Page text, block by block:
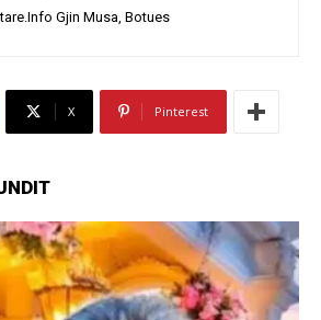
Gjin Musa, Botues
X Pinterest